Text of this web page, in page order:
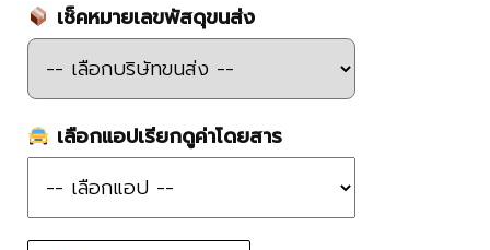
เช็คหมายเลขพัสดุขนส่ง
เลือกแอปเรียกดูค่าโดยสาร